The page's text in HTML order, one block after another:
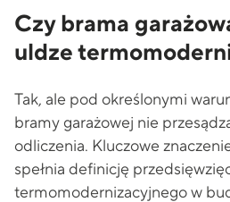
Czy brama
uldze
Tak, ale pod określonymi
bramy garażowej nie
odliczenia. Kluczowe
spełnia definicję
termomodernizacyjnego w